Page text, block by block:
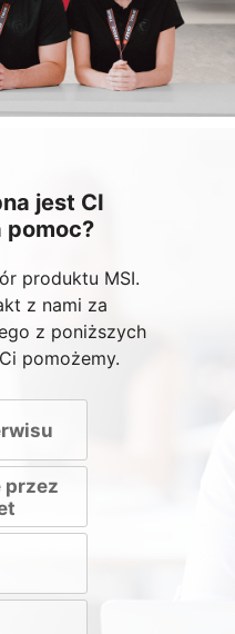
jest CI
produktu MSI.
z nami za
z poniższych
pomożemy.
przez